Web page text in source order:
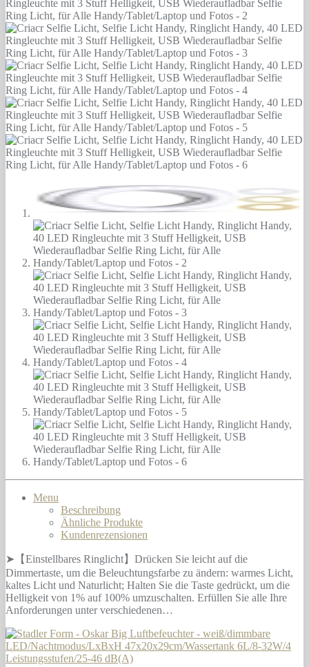
Menu
Beschreibung
Ähnliche Produkte
Kundenrezensionen
➤【Einstellbares Ringlicht】Drücken Sie leicht auf die
Dimmertaste, um die Beleuchtungsfarbe zu ändern: warmes Licht,
kaltes Licht und Naturlicht; Halten Sie die Taste gedrückt, um die
Helligkeit von 1% auf 100% umzuschalten. Erfüllen Sie alle Ihre
Anforderungen unter verschiedenen…